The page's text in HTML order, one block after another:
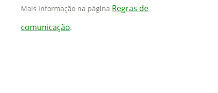
Mais informação na página Regras de
comunicação.